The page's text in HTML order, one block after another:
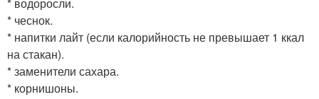
* чеснок.
* напитки лайт (если калорийность не превышает 1 ккал
на стакан).
* заменители сахара.
* корнишоны.